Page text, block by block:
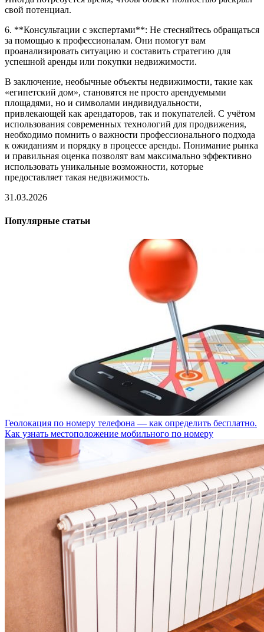
свой потенциал.
6. **Консультации с экспертами**: Не стесняйтесь обращаться
за помощью к профессионалам. Они помогут вам
проанализировать ситуацию и составить стратегию для
успешной аренды или покупки недвижимости.
В заключение, необычные объекты недвижимости, такие как
«египетский дом», становятся не просто арендуемыми
площадями, но и символами индивидуальности,
привлекающей как арендаторов, так и покупателей. С учётом
использования современных технологий для продвижения,
необходимо помнить о важности профессионального подхода
к ожиданиям и порядку в процессе аренды. Понимание рынка
и правильная оценка позволят вам максимально эффективно
использовать уникальные возможности, которые
предоставляет такая недвижимость.
31.03.2026
Популярные статьи
Геолокация по номеру телефона — как определить бесплатно.
Как узнать местоположение мобильного по номеру